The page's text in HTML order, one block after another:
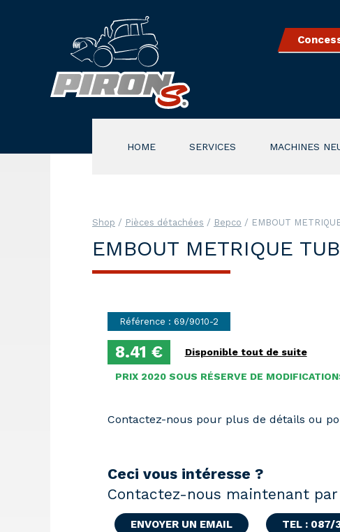
HOME SERVICES MACHINES
Shop / Pièces détachées / Bepco / EMBOUT
EMBOUT METRIQUE
Référence : 69/9010-2
8.41 € Disponible tout de suite
PRIX 2020 SOUS RÉSERVE DE
Contactez-nous pour plus de détails ou
Ceci vous intéresse ?
Contactez-nous maintenant
ENVOYER UN EMAIL TEL : 087/